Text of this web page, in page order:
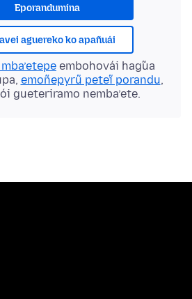
Eporandumína
aguereko ko apañuái
embohovái hag̃ua
emoñepyrũ peteĩ porandu,
gueteriramo nemba’ete.